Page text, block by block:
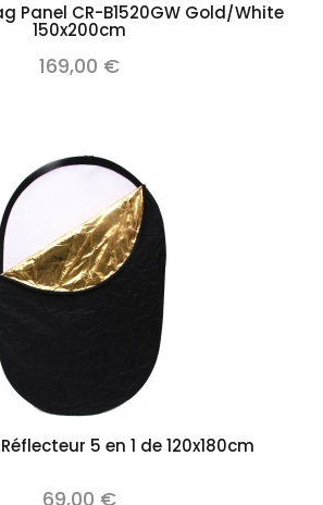
Panel CR-B1520GW Gold/White
150x200cm
169,00 €
5 en 1 de 120x180cm
69,00 €